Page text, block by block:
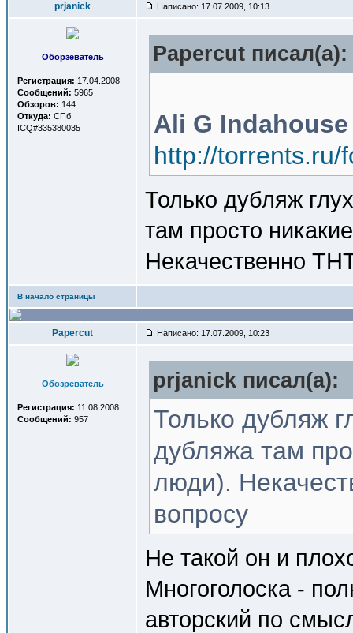
prjanick Написано: 17.07.2009, 10:13
Оборзеватель
Регистрация: 17.04.2008
Сообщений: 5965
Обзоров: 144
Откуда: СПб
ICQ#335380035
Papercut писал(a):
Ali G
http://torrents.ru/
Только дубляж
там просто
Некачественно
В начало страницы
Papercut Написано: 17.07.2009, 10:23
Обозреватель
Регистрация: 11.08.2008
Сообщений: 957
prjanick писал(a):
Только дубляж
дубляжа там
люди).
вопросу
Не такой он и
Многоголоска -
авторский по